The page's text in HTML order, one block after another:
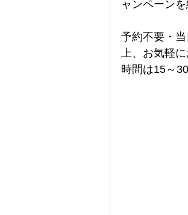
ャンペーン
予約不要・
上、お気軽
時間は15～